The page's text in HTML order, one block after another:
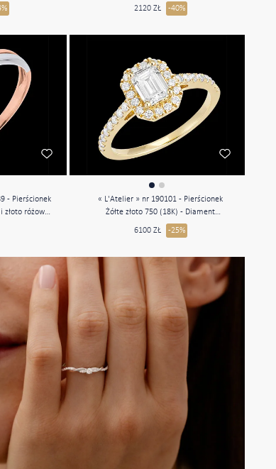
2120 ZŁ -40%
- Pierścionek
złoto różowe
« L'Atelier » nr 190101 - Pierścionek
Żółte złoto 750 (18K) - Diament
laboratoryjny Prostokąt 0.5 karat -
Korona z kamieni Diament laboratoryjny
6100 ZŁ -25%